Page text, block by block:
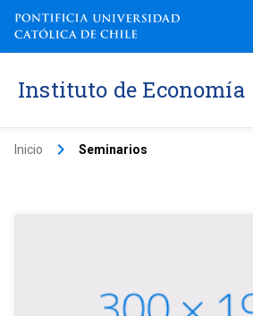
Instituto de Economía
Inicio keyboard_arrow_right Seminarios